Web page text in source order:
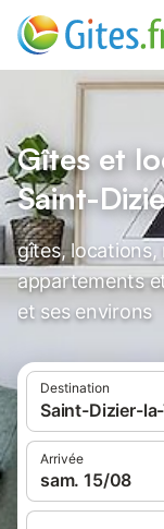
Gîtes et
Saint-
gîtes, locations,
appartements
et ses environs
Destination
Saint-Dizier-
Arrivée
sam. 15/08